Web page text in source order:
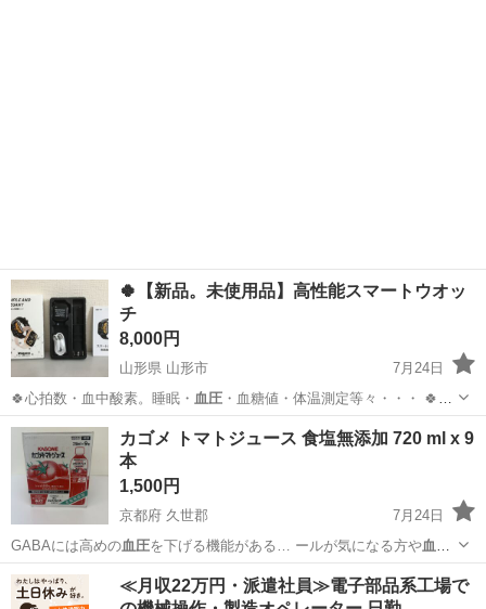
🍀【新品。未使用品】高性能スマートウオッ
チ
8,000円
山形県 山形市
7月24日
🍀心拍数・血中酸素。睡眠・ 血圧・血糖値・体温測定等々・・・ 🍀心
拍…
山形 山形市 その他 新品
カゴメ トマトジュース 食塩無添加 720 ml x 9
本
1,500円
京都府 久世郡
7月24日
GABAには高めの血圧を下げる機能がある… ールが気になる方や血圧
が高めの方におすす…
京都 久世郡 食品
≪月収22万円・派遣社員≫電子部品系工場で